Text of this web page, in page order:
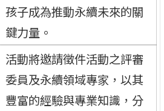
孩子成為推動永續未來的關
鍵力量。
活動將邀請徵件活動之評審
委員及永續領域專家，以其
豐富的經驗與專業知識，分